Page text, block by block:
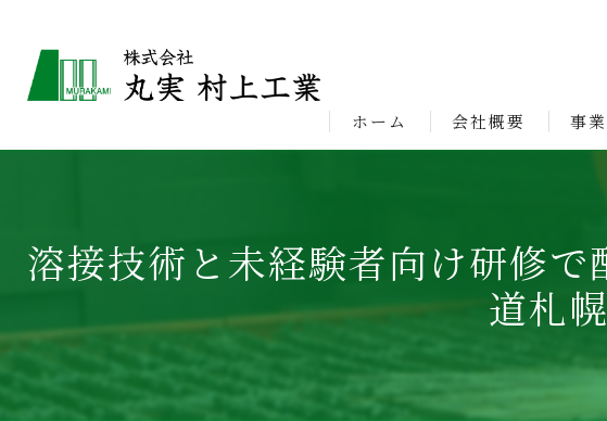
ホーム 会社概要 事
溶接技術と未経験者向け研修
道札